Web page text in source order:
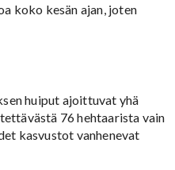
koko kesän ajan, joten
huiput ajoittuvat yhä
76 hehtaarista vain
kasvustot vanhenevat